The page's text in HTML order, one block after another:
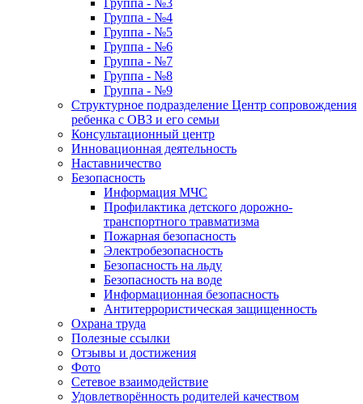
Группа - №3
Группа - №4
Группа - №5
Группа - №6
Группа - №7
Группа - №8
Группа - №9
Структурное подразделение Центр сопровождения
ребенка с ОВЗ и его семьи
Консультационный центр
Инновационная деятельность
Наставничество
Безопасность
Информация МЧС
Профилактика детского дорожно-
транспортного травматизма
Пожарная безопасность
Электробезопасность
Безопасность на льду
Безопасность на воде
Информационная безопасность
Антитеррористическая защищенность
Охрана труда
Полезные ссылки
Отзывы и достижения
Фото
Сетевое взаимодействие
Удовлетворённость родителей качеством